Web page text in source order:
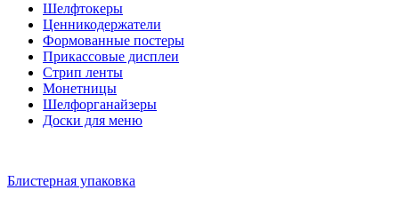
Шелфтокеры
Ценникодержатели
Формованные постеры
Прикассовые дисплеи
Стрип ленты
Монетницы
Шелфорганайзеры
Доски для меню
Блистерная упаковка